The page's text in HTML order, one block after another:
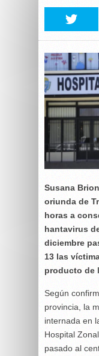
Susana
oriunda de
horas a
hantavirus
diciembre
13 las
producto de
Según
provincia, la
internada en
Hospital
pasado al